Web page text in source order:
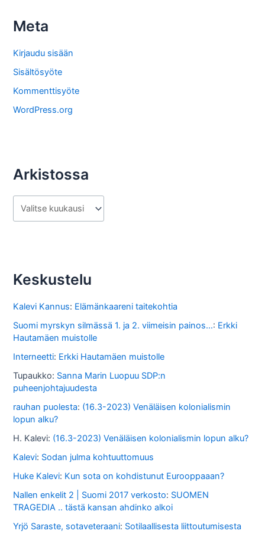
s
o
s
t
a
Meta
Kirjaudu sisään
Sisältösyöte
Kommenttisyöte
WordPress.org
Arkistossa
r
s
o
s
s
a
Keskustelu
Kalevi Kannus: Elämänkaareni taitekohtia
Suomi myrskyn silmässä 1. ja 2. viimeisin painos...: Erkki
Hautamäen muistolle
Interneetti: Erkki Hautamäen muistolle
Tupaukko: Sanna Marin Luopuu SDP:n
puheenjohtajuudesta
rauhan puolesta: (16.3-2023) Venäläisen kolonialismin
lopun alku?
H. Kalevi: (16.3-2023) Venäläisen kolonialismin lopun alku?
Kalevi: Sodan julma kohtuuttomuus
Huke Kalevi: Kun sota on kohdistunut Eurooppaaan?
Nallen enkelit 2 | Suomi 2017 verkosto: SUOMEN
TRAGEDIA .. tästä kansan ahdinko alkoi
Yrjö Saraste, sotaveteraani: Sotilaallisesta liittoutumisesta